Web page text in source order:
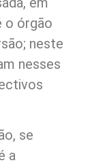
o órgão
neste
nesses
se
a